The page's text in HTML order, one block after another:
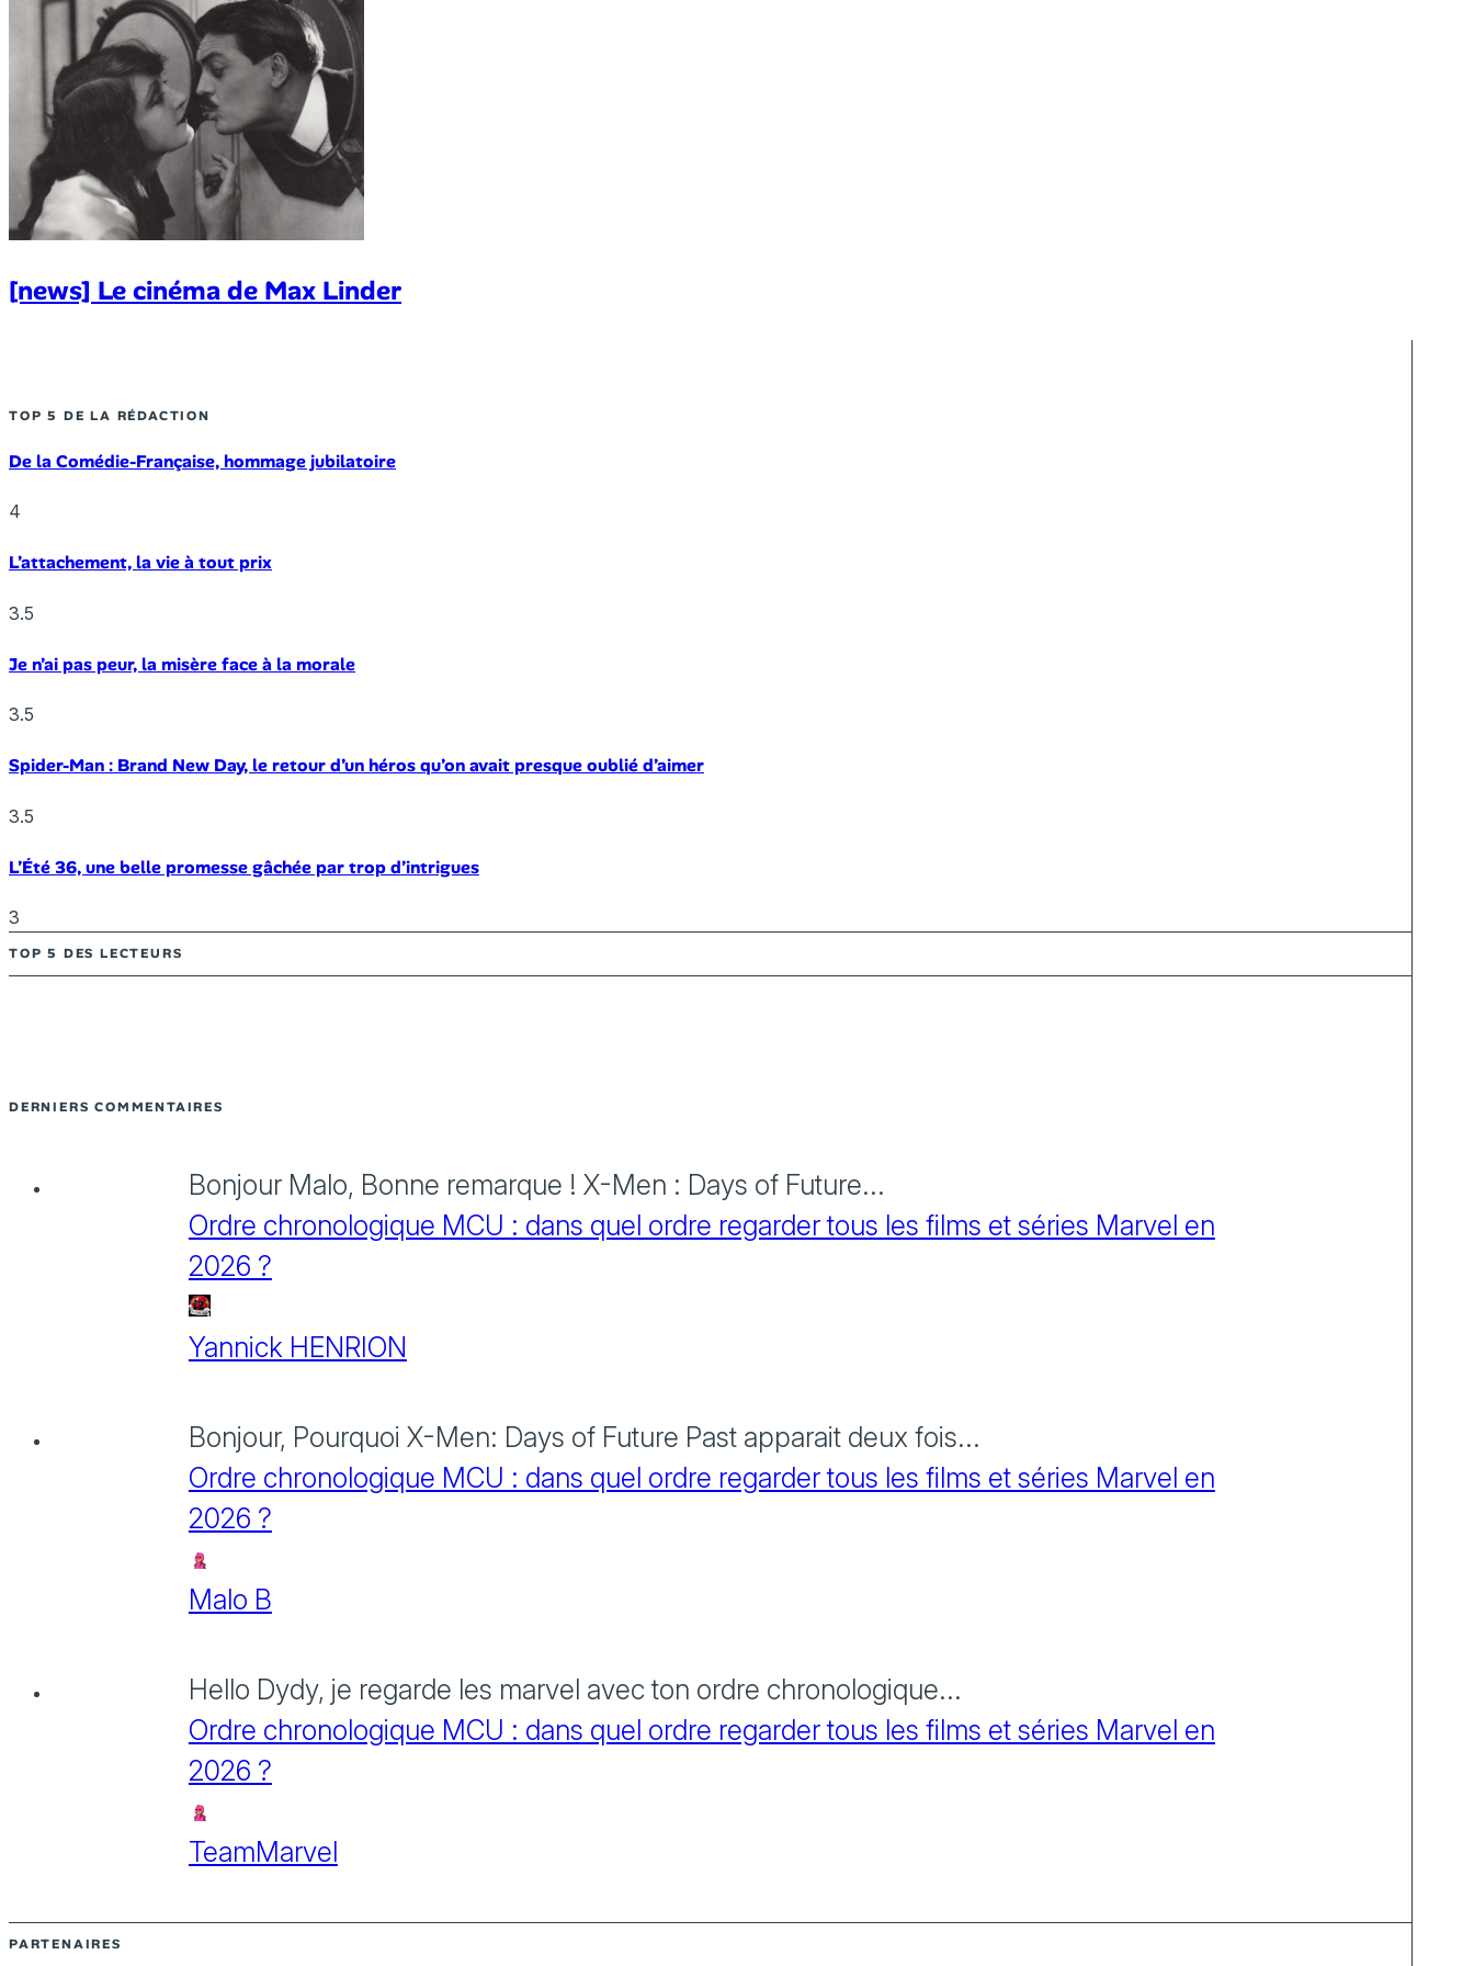
[news] Le cinéma de Max Linder
TOP 5 DE LA RÉDACTION
De la Comédie-Française, hommage jubilatoire
4
L’attachement, la vie à tout prix
3.5
Je n’ai pas peur, la misère face à la morale
3.5
Spider-Man : Brand New Day, le retour d’un héros qu’on avait presque oublié d’aimer
3.5
L’Été 36, une belle promesse gâchée par trop d’intrigues
3
TOP 5 DES LECTEURS
DERNIERS COMMENTAIRES
Bonjour Malo, Bonne remarque ! X-Men : Days of Future...
Ordre chronologique MCU : dans quel ordre regarder tous les films et séries Marvel en
2026 ?
Yannick HENRION
Bonjour, Pourquoi X-Men: Days of Future Past apparait deux fois...
Ordre chronologique MCU : dans quel ordre regarder tous les films et séries Marvel en
2026 ?
Malo B
Hello Dydy, je regarde les marvel avec ton ordre chronologique...
Ordre chronologique MCU : dans quel ordre regarder tous les films et séries Marvel en
2026 ?
TeamMarvel
PARTENAIRES